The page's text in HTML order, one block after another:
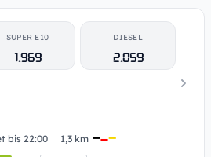
SUPER E10
1.969
DIESEL
2.059
bis 22:00 1,3 km